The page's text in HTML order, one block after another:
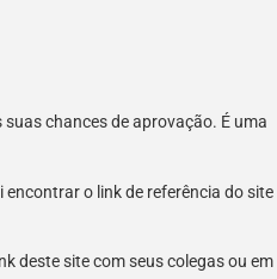
chances de aprovação. É uma
o link de referência do site
deste site com seus colegas ou em